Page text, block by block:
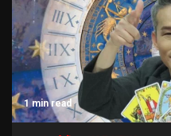
1 min read